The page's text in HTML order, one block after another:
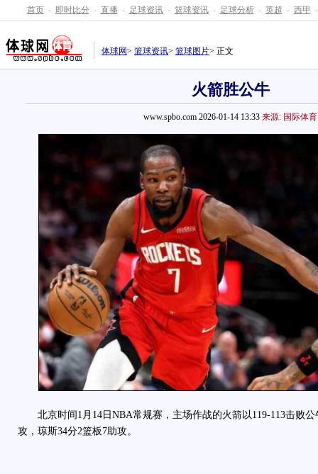
首页 - 即时比分 - 直播 - 足球资讯 - 篮球资讯 - 足球分析 - 英超 - 西甲 -
体球网> 篮球资讯> 篮球图片> 正文
火箭胜公牛
www.spbo.com 2026-01-14 13:33 来源: 国际体育
北京时间1月14日NBA常规赛，主场作战的火箭以119-113击败公
攻，琼斯34分2篮板7助攻。